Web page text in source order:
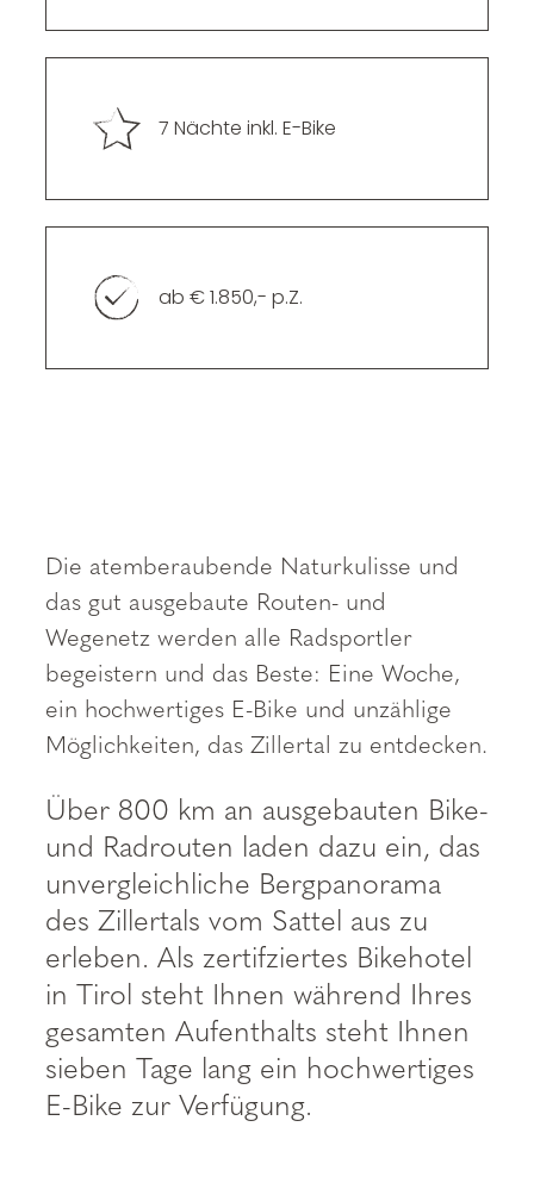
----
----
--
7 Nächte inkl. E-Bike
ab € 1.850,- p.Z.
Die atemberaubende Naturkulisse und
das gut ausgebaute Routen- und
Wegenetz werden alle Radsportler
begeistern und das Beste: Eine Woche,
ein hochwertiges E-Bike und unzählige
Möglichkeiten, das Zillertal zu entdecken.
Über 800 km an ausgebauten Bike-
und Radrouten laden dazu ein, das
unvergleichliche Bergpanorama
des Zillertals vom Sattel aus zu
erleben. Als zertifziertes Bikehotel
in Tirol steht Ihnen während Ihres
gesamten Aufenthalts steht Ihnen
sieben Tage lang ein hochwertiges
E-Bike zur Verfügung.